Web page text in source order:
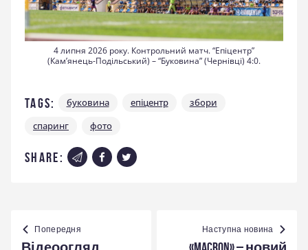
4 липня 2026 року. Контрольний матч. “Епіцентр”
(Кам’янець-Подільський) – “Буковина” (Чернівці) 4:0.
Tags: буковина епіцентр
збори
спаринг
фото
share:
Навігація
записів
Попередня Наступна новина